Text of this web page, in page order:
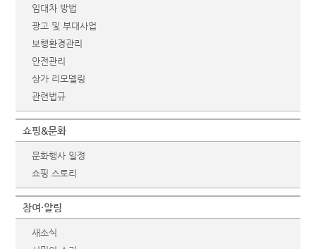
임대차 방법
광고 및 부대사업
보행환경관리
안전관리
상가 리모델링
관련법규
쇼핑&문화
문화행사 일정
쇼핑 스토리
참여·알림
새소식